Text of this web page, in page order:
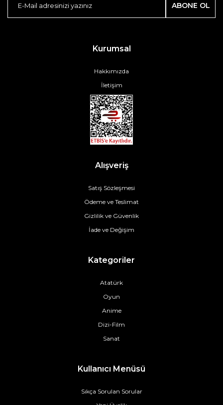
ABONE OL
Kurumsal
Hakkımızda
İletişim
Alışveriş
Satış Sözleşmesi
Ödeme ve Teslimat
Gizlilik ve Güvenlik
İade ve Değişim
Kategoriler
Atatürk
Oyun
Anime
Dizi-Film
Sanat
Kullanıcı Menüsü
Sıkça Sorulan Sorular